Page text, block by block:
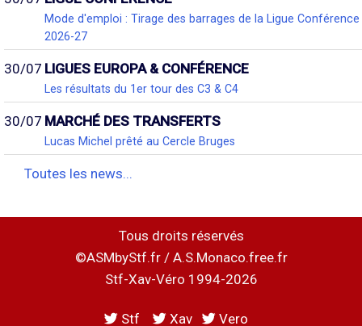
Mode d'emploi : Tirage des barrages de la Ligue Conférence
2026-27
30/07 LIGUES EUROPA & CONFÉRENCE
Les résultats du 1er tour des C3 & C4
30/07 MARCHÉ DES TRANSFERTS
Lucas Michel prêté au Cercle Bruges
Toutes les news...
Tous droits réservés
©ASMbyStf.fr / A.S.Monaco.free.fr
Stf-Xav-Véro 1994-2026
Stf Xav Vero